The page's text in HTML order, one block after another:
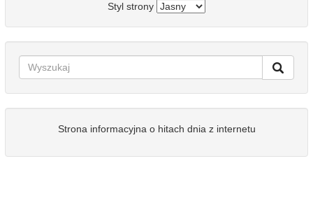
Styl strony
Strona informacyjna o hitach dnia z internetu